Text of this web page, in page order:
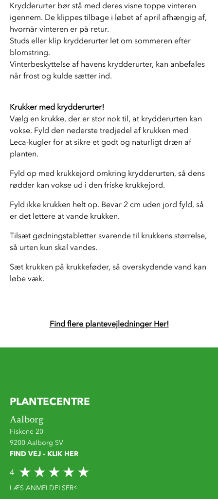
Krydderurter bør stå med deres visne toppe vinteren
igennem. De klippes tilbage i løbet af april afhængig af,
hvornår vinteren er på retur.
Studs eller klip krydderurter let om sommeren efter
blomstring.
Vinterbeskyttelse af havens krydderurter, kan anbefales
når frost og kulde sætter ind.
Krukker med krydderurter!
Vælg en krukke, der er stor nok til, at krydderurten kan
vokse. Fyld den nederste tredjedel af krukken med
Leca-kugler for at sikre et godt og naturligt dræn af
planten.
Fyld op med krukkejord omkring krydderurten, så dens
rødder kan vokse ud i den friske krukkejord.
Fyld ikke krukken helt op. Bevar 2 cm uden jord fyld, så
er det lettere at vande krukken.
Tilsæt gødningstabletter svarende til krukkens størrelse,
så urten kun skal vandes.
Sæt krukken på krukkeføder, så overskydende vand kan
løbe væk.
Find flere plantevejledninger Her!
PLANTECENTRE
Aalborg
Fiskene 20
9200 Aalborg SV
FIND VEJ - KLIK HER
4
LÆS ANMELDELSER